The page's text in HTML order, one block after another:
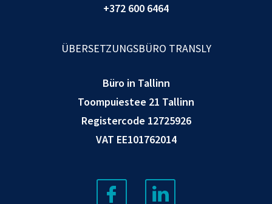
+372 600 6464
ÜBERSETZUNGSBÜRO TRANSLY
Büro in Tallinn
Toompuiestee 21 Tallinn
Registercode 12725926
VAT EE101762014